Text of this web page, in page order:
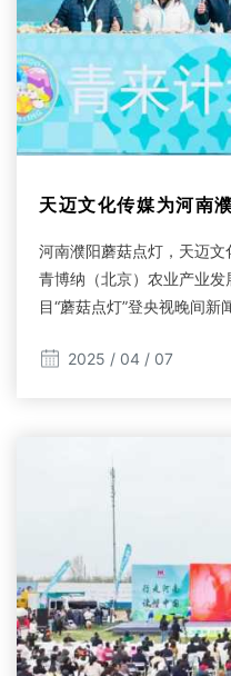
天迈文化传媒为河南
河南濮阳蘑菇点灯，天迈
青博纳（北京）农业产业
目“蘑菇点灯”登央视晚间新
2025 / 04 / 07